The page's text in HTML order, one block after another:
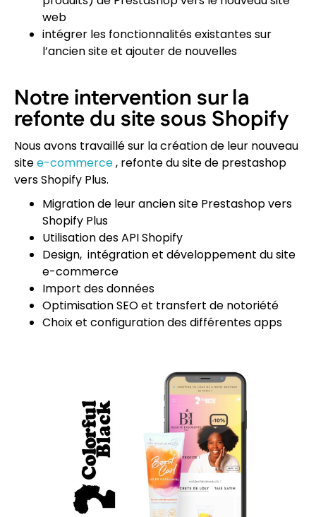
web
intégrer les fonctionnalités existantes sur
l’ancien site et ajouter de nouvelles
Notre intervention sur la
refonte du site sous Shopify
Nous avons travaillé sur la création de leur nouveau
sitee-commerce, refonte du site de prestashop
vers Shopify Plus.
Migration de leur ancien site Prestashop vers
Shopify Plus
Utilisation des API Shopify
Design, intégration et développement du site
e-commerce
Import des données
Optimisation SEO et transfert de notoriété
Choix et configuration des différentes apps